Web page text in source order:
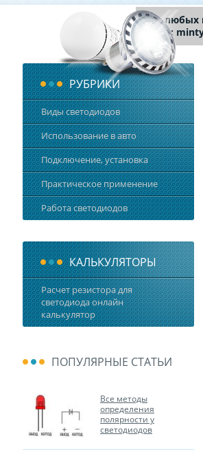
РУБРИКИ
Виды светодиодов
Использование в авто
Подключение, установка
Практическое применение
Работа светодиодов
КАЛЬКУЛЯТОРЫ
Расчет резистора для
светодиода онлайн
калькулятор
ПОПУЛЯРНЫЕ СТАТЬИ
Все методы
определения
полярности у
светодиодов
Для любых
сайту: